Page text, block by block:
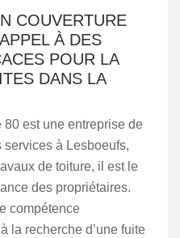
COUVERTURE
À DES
POUR LA
DANS LA
est une entreprise de
à Lesboeufs,
de toiture, il est le
des propriétaires.
compétence
la recherche d’une fuite